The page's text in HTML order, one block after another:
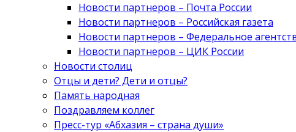
Новости партнеров – Почта России
Новости партнеров – Российская газета
Новости партнеров – Федеральное
Новости партнеров – ЦИК России
Новости столиц
Отцы и дети? Дети и отцы?
Память народная
Поздравляем коллег
Пресс-тур «Абхазия – страна души»